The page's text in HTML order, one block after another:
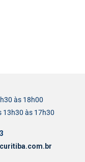
às 18h00
13h30 às 17h30